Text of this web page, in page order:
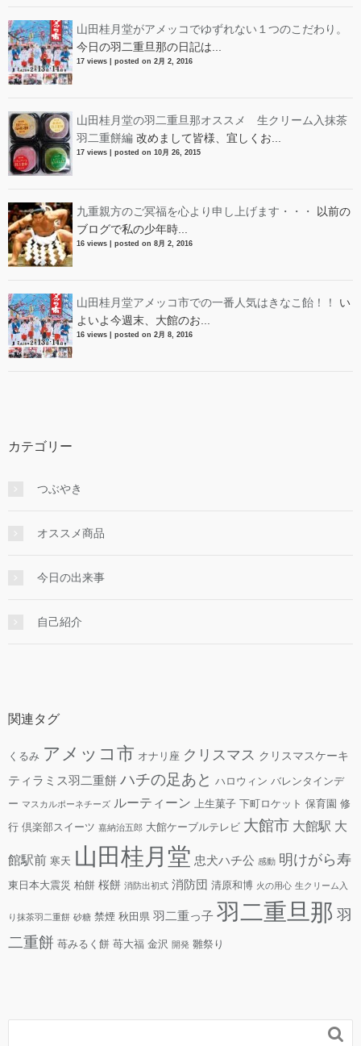
山田桂月堂がアメッコでゆずれない１つのこだわり。
今日の羽二重旦那の日記は...
17 views posted on 2月 2, 2016
山田桂月堂の羽二重旦那オススメ 生クリーム入抹茶
羽二重餅編 改めまして皆様、宜しくお...
17 views posted on 10月 26, 2015
九重親方のご冥福を心より申し上げます・・・
以前の
ブログで私の少年時...
16 views posted on 8月 2, 2016
山田桂月堂アメッコ市での一番人気はきなこ飴！！
い
よいよ今週末、大館のお...
16 views posted on 2月 8, 2016
カテゴリー
つぶやき
オススメ商品
今日の出来事
自己紹介
関連タグ
くるみ アメッコ市 オナリ座 クリスマス クリスマスケーキ
ティラミス羽二重餅 ハチの足あと ハロウィン バレンタインデ
ー マスカルポーネチーズ ルーティーン 上生菓子 下町ロケット 保育園 修
行 倶楽部スイーツ 嘉納治五郎 大館ケーブルテレビ 大館市 大館駅 大
館駅前 寒天 山田桂月堂 忠犬ハチ公 感動 明けがら寿
東日本大震災 柏餅 桜餅 消防出初式 消防団 清原和博 火の用心 生クリーム入
り抹茶羽二重餅 砂糖 禁煙 秋田県 羽二重っ子 羽二重旦那 羽
二重餅 苺みるく餅 苺大福 金沢 開発 雛祭り
